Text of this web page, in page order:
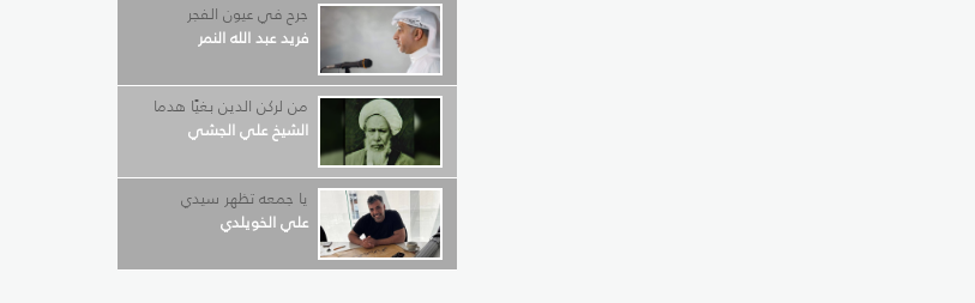
جرح في عيون الفجر
فريد عبد الله النمر
من لركن الدين بغيًا هدما
الشيخ علي الجشي
يا جمعه تظهر سيدي
علي الخويلدي